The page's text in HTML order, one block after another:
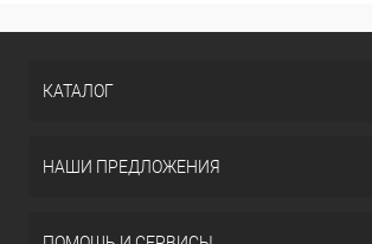
КАТАЛОГ
НАШИ ПРЕДЛОЖЕНИЯ